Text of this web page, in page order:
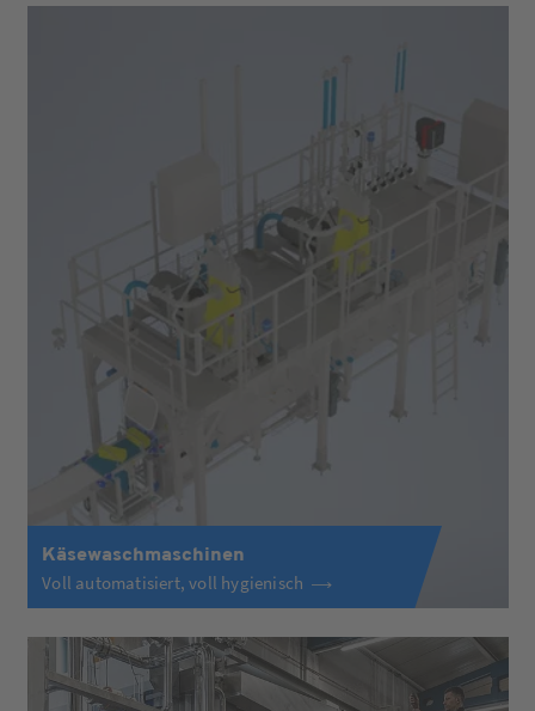
Käsewaschmaschinen
Voll automatisiert, voll hygienisch